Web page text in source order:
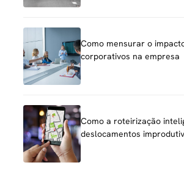
Como mensurar o
corporativos na empresa
Como a roteirização
deslocamentos